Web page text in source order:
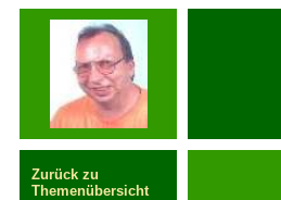
Zurück zu
Themenübersicht